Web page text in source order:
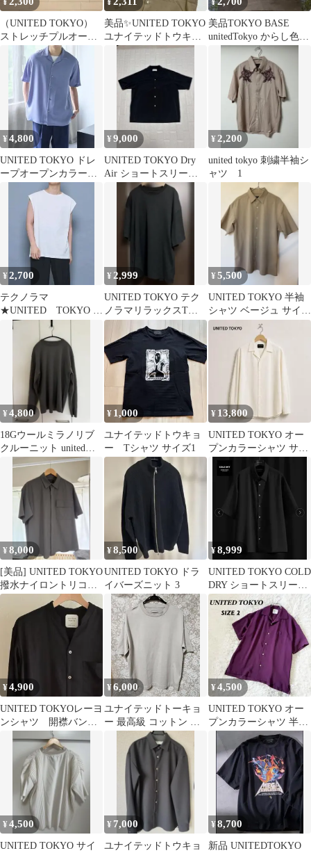
¥
（UNITED TOKYO）
ストレッチプルオーバ
ーシャツ ブラウン 3
¥
美品✨UNITED TOKYO
ユナイテッドトウキョ
ウ ベージュ半袖S FJ350
¥
美品TOKYO BASE
unitedTokyo からし色
タートル ワイド3
¥4,800
UNITED TOKYO ドレ
ープオープンカラーシ
ョートスリーブシャツ
ブルー
¥9,000
UNITED TOKYO Dry
Air ショートスリーブ
オープンシャツ L
¥ 2,200
united tokyo 刺繍半袖シ
ャツ 1
¥2,700
テクノラマ
★UNITED TOKYO ノ
ースリーブTシャツ
美品 白 S
¥2,999
UNITED TOKYO テク
ノラマリラックスTシ
ャツ サイズ3
¥5,500
UNITED TOKYO 半袖
シャツ ベージュ サイズ
3
¥4,800
18Gウールミラノリブ
クルーニット united
tokyo グレーメンズM
¥ 1,000
ユナイテッドトウキョ
ー Tシャツ サイズ1
¥ 13,800
UNITED TOKYO オー
プンカラーシャツ サイ
ズ2 日本製 美品
¥8,000
[美品] UNITED TOKYO
撥水ナイロントリコッ
トシャツ
¥8,500
UNITED TOKYO ドラ
イバーズニット 3
¥8,999
UNITED TOKYO COLD
DRY ショートスリーブ
シャツ 黒
¥4,900
UNITED TOKYOレーヨ
ンシャツ 開襟バンド
カラー 黒 サイズ3
¥6,000
ユナイテッドトーキョ
ー 最高級 コットン 半
袖 ベージュ リラックス
Tシャツ
¥4,500
UNITED TOKYO オー
プンカラーシャツ 半袖
¥4,500
UNITED TOKYO サイ
¥ 7,000
ユナイテッドトウキョ
¥8,700
新品 UNITEDTOKYO